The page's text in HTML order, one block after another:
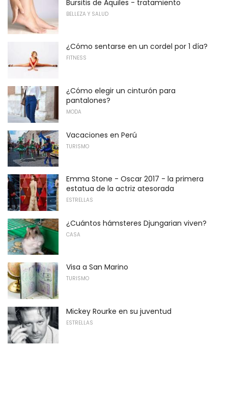
Bursitis de Aquiles - tratamiento
BELLEZA Y SALUD
¿Cómo sentarse en un cordel por 1 día?
FITNESS
¿Cómo elegir un cinturón para
pantalones?
MODA
Vacaciones en Perú
TURISMO
Emma Stone - Oscar 2017 - la primera
estatua de la actriz atesorada
ESTRELLAS
¿Cuántos hámsteres Djungarian viven?
CASA
Visa a San Marino
TURISMO
Mickey Rourke en su juventud
ESTRELLAS